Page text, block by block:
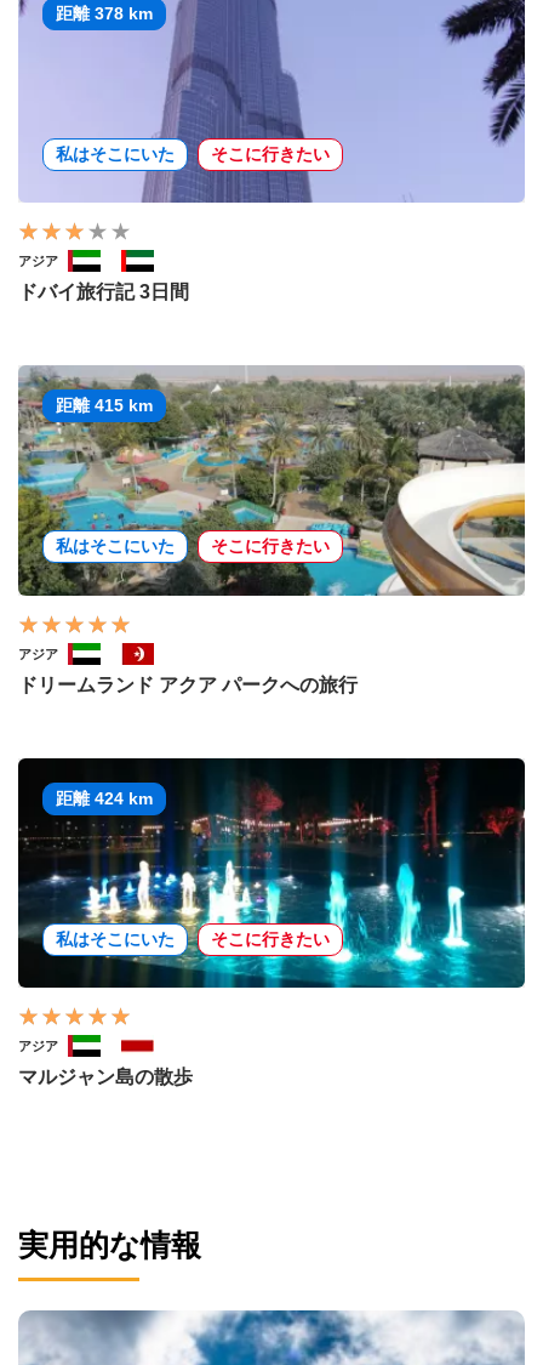
距離 378 km
私はそこにいた そこに行きたい
アジア
ドバイ旅行記 3日間
距離 415 km
私はそこにいた そこに行きたい
アジア
ドリームランド アクア パークへの旅行
距離 424 km
私はそこにいた そこに行きたい
アジア
マルジャン島の散歩
実用的な情報